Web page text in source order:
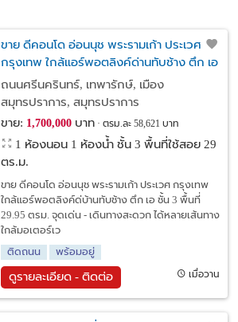
ขาย ดีคอนโด อ่อนนุช พระรามเก้า ประเวศ
กรุงเทพ ใกล้แอร์พอตลิงค์ด่านทับช้าง ตึก เอ
29.95 ตรม.
ถนนศรีนครินทร์, เทพารักษ์, เมือง
สมุทรปราการ, สมุทรปราการ
ขาย: 1,700,000บาท ตรม.ละ 58,621 บาท
1 ห้องนอน 1 ห้องน้ำ ชั้น 3 พื้นที่ใช้สอย 29
ตร.ม.
ขาย ดีคอนโด อ่อนนุช พระรามเก้า ประเวศ กรุงเทพ
ใกล้แอร์พอตลิงค์ด่บ้านทับช้าง ตึก เอ ชั้น 3 พื้นที่
29.95 ตรม. จุดเด่น - เดินทางสะดวก ได้หลายเส้นทาง
ใกล้มอเตอร์เว
ติดถนน
พร้อมอยู่
ดูรายละเอียด - ติดต่อ เมื่อวาน